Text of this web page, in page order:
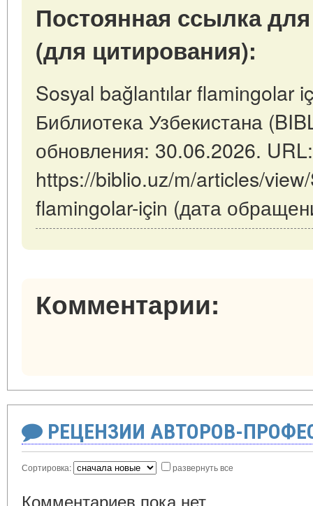
Постоянная ссылка
(для цитирования):
Sosyal bağlantılar flamingolar
Библиотека Узбекистана
обновления: 30.06.2026. URL:
https://biblio.uz/m/articles/
flamingolar-için (дата
Комментарии:
РЕЦЕНЗИИ АВТОРОВ-
Сортировка: развернуть все
Комментариев пока нет